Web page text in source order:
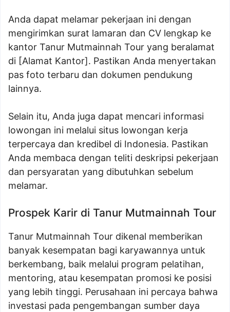
Anda dapat melamar pekerjaan ini dengan
mengirimkan surat lamaran dan CV lengkap ke
kantor Tanur Mutmainnah Tour yang beralamat
di [Alamat Kantor]. Pastikan Anda menyertakan
pas foto terbaru dan dokumen pendukung
lainnya.
Selain itu, Anda juga dapat mencari informasi
lowongan ini melalui situs lowongan kerja
terpercaya dan kredibel di Indonesia. Pastikan
Anda membaca dengan teliti deskripsi pekerjaan
dan persyaratan yang dibutuhkan sebelum
melamar.
Prospek Karir di Tanur Mutmainnah Tour
Tanur Mutmainnah Tour dikenal memberikan
banyak kesempatan bagi karyawannya untuk
berkembang, baik melalui program pelatihan,
mentoring, atau kesempatan promosi ke posisi
yang lebih tinggi. Perusahaan ini percaya bahwa
investasi pada pengembangan sumber daya